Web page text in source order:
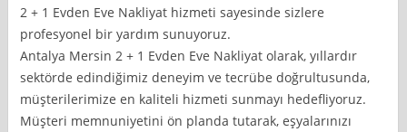
2 + 1 Evden Eve Nakliyat hizmeti sayesinde sizlere
profesyonel bir yardım sunuyoruz.
Antalya Mersin 2 + 1 Evden Eve Nakliyat olarak, yıllardır
sektörde edindiğimiz deneyim ve tecrübe doğrultusunda,
müşterilerimize en kaliteli hizmeti sunmayı hedefliyoruz.
Müşteri memnuniyetini ön planda tutarak, eşyalarınızı